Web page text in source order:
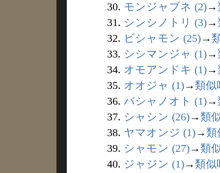
30. モンジャブネ (2)→
31. シンシノトリ (3)→
32. ビシャモン (25)→
33. シシマンジャ (1)→
34. オモアンドキ (1)→
35. オオジャ (1)→ 類似
36. バシャノオト (1)→
37. シャシン (26)→ 類
38. ヤマオンジ (1)→ 類
39. シャモン (27)→ 類
40. ジャジン (1)→ 類似